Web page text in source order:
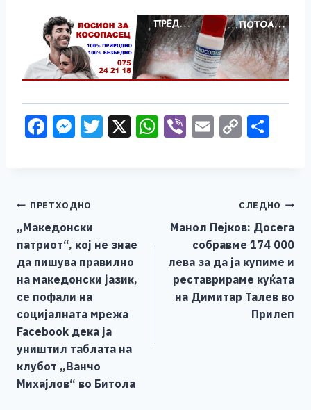
F
b
o
o
k
M
n
g
er
T X W
A
p
p
Vi E C
Li
n
k
Навигација
на
напис
ПРЕТХОДНО
„Македонски
патриот“, кој не знае
да пишува правилно
на македонски јазик,
се пофали на
социјалната мрежа
Facebook дека ја
уништил таблата на
клубот „Ванчо
Михајлов“ во Битола
СЛЕДНО
Манол Пејков: Досега
собравме 174 000
лева за да ја купиме и
реставрираме куќата
на Димитар Талев во
Прилеп